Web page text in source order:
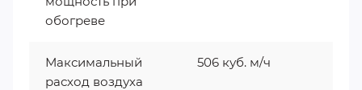
обогреве
Максимальный
расход воздуха
506 куб. м/ч